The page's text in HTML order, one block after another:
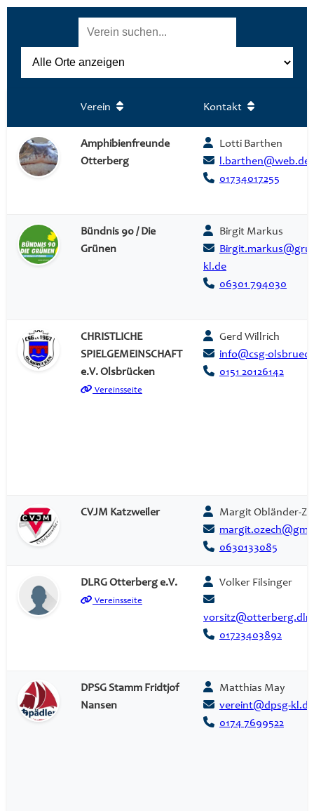
Verein Kontakt
Amphibienfreunde
Otterberg
Lotti Barthen
l.barthen@web.de
01734017255
Bündnis 90 / Die
Grünen
Birgit Markus
kl.de
06301 794030
CHRISTLICHE
SPIELGEMEINSCHAFT
e.V. Olsbrücken
Vereinsseite
Gerd Willrich
info@csg-
0151 20126142
CVJM Katzweiler
Margit Obländer-
0630133085
DLRG Otterberg e.V.
Vereinsseite
Volker Filsinger
01723403892
DPSG Stamm Fridtjof
Nansen
Matthias May
vereint@dpsg-kl.de
0174 7699522